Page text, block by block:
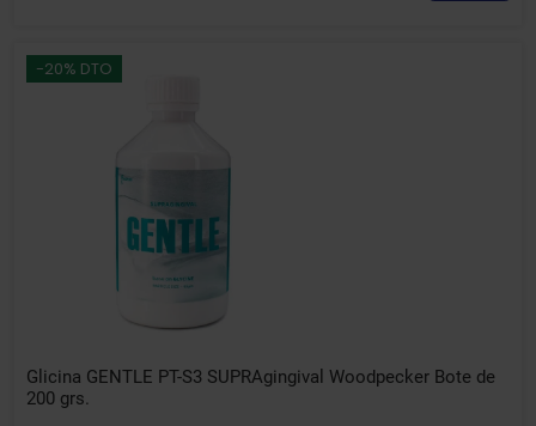
-20% DTO
Glicina GENTLE PT-S3 SUPRAgingival Woodpecker Bote de
200 grs.